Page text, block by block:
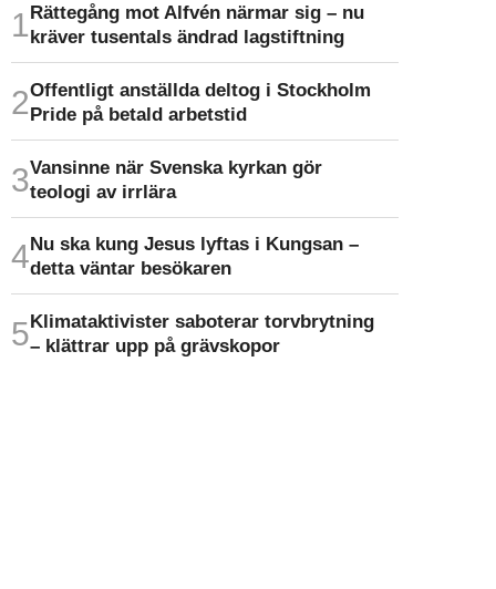
Rättegång mot Alfvén närmar sig – nu
kräver tusentals ändrad lagstiftning
Offentligt anställda deltog i Stockholm
Pride på betald arbetstid
Vansinne när Svenska kyrkan gör
teologi av irrlära
Nu ska kung Jesus lyftas i Kungsan –
detta väntar besökaren
Klimat­aktivister saboterar torv­brytning
– klättrar upp på gräv­skopor